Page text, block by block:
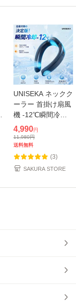
UNISEKA ネックク
ーラー 首掛け扇風
機 -12℃瞬間冷却
ネックファン 大風
量 羽根なし 風量3
段階調節 冷却プレ
ート付き
10000mAh 大容量
4,990円
11,980円
送料無料
(3)
SAKURA STORE